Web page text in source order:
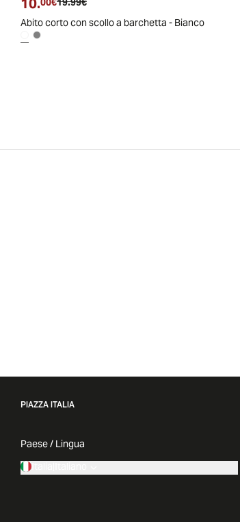
Abito corto con scollo a barchetta - Bianco
PIAZZA ITALIA
Paese / Lingua
Italia|Italiano